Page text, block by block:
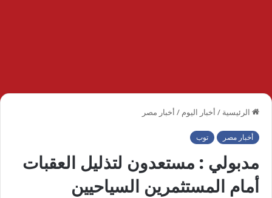
الرئيسية / أخبار اليوم / أخبار مصر
أخبار مصر توب
مدبولي : مستعدون لتذليل العقبات
أمام المستثمرين السياحيين